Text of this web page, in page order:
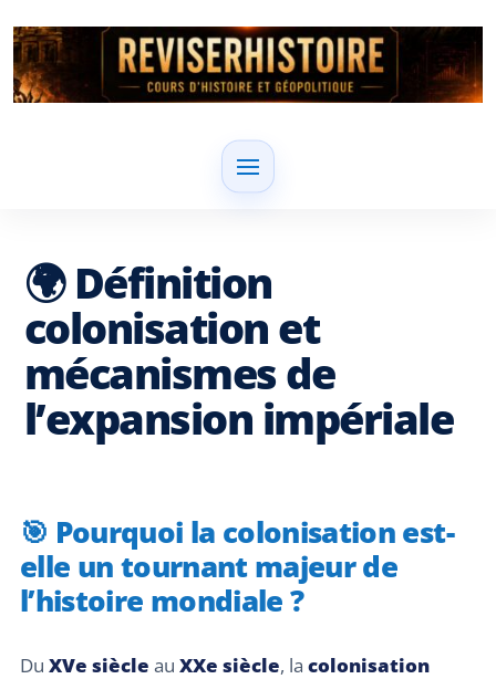
🌍 Définition
colonisation et
mécanismes de
l’expansion impériale
🎯 Pourquoi la colonisation est-
elle un tournant majeur de
l’histoire mondiale ?
Du XVe siècle au XXe siècle, la colonisation